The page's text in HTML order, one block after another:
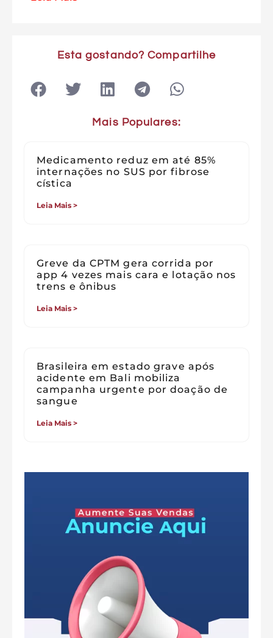
Esta gostando? Compartilhe
Mais Populares:
Medicamento reduz em até 85%
internações no SUS por fibrose
cística
Leia Mais >
Greve da CPTM gera corrida por
app 4 vezes mais cara e lotação nos
trens e ônibus
Leia Mais >
Brasileira em estado grave após
acidente em Bali mobiliza
campanha urgente por doação de
sangue
Leia Mais >